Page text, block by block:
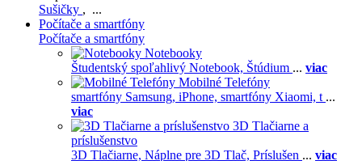
Sušičky , ...
Počítače a smartfóny
Počítače a smartfóny
Notebooky
Študentský spoľahlivý Notebook, Štúdium ... viac
Mobilné Telefóny
smartfóny Samsung, iPhone, smartfóny Xiaomi, t ...
viac
3D Tlačiarne a
príslušenstvo
3D Tlačiarne, Náplne pre 3D Tlač, Príslušen ... viac